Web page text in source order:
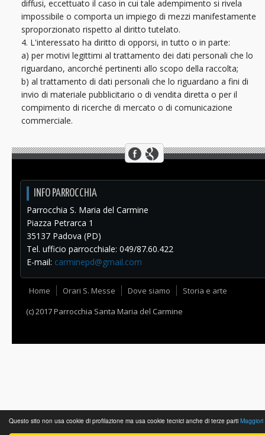
Questo sito non usa cookie di profilazione ma usa cookie tecnici anche di terze parti
diffusi, eccettuato il caso in cui tale adempimento si rivela
impossibile o comporta un impiego di mezzi manifestamente
sproporzionato rispetto al diritto tutelato.
4. L'interessato ha diritto di opporsi, in tutto o in parte:
a) per motivi legittimi al trattamento dei dati personali che lo
riguardano, ancorché pertinenti allo scopo della raccolta;
b) al trattamento di dati personali che lo riguardano a fini di
invio di materiale pubblicitario o di vendita diretta o per il
compimento di ricerche di mercato o di comunicazione
commerciale.
INFO PARROCCHIA
Parrocchia S. Maria del Carmine
Piazza Petrarca 1
35137 Padova (PD)
Tel. ufficio parrocchiale: 049/87.60.422
E-mail: carminepd@gmail.com
Home Orari S. Messe Dove siamo
Storia e arte
(c) 2017 Parrocchia Santa Maria del Carmine